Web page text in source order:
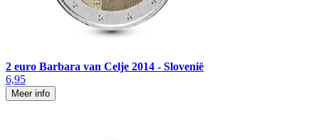
2 euro Barbara van Celje 2014 - Slovenië
6,95
Meer info